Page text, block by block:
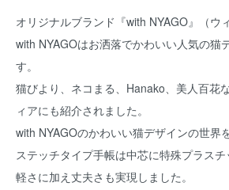
オリジナルブランド『with NYAGO』（ウ
with NYAGOはお洒落でかわいい人気の猫
す。
猫びより、ネコまる、Hanako、美人百花
ィアにも紹介されました。
with NYAGOのかわいい猫デザインの世界
ステッチタイプ手帳は中芯に特殊プラス
軽さに加え丈夫さも実現しました。